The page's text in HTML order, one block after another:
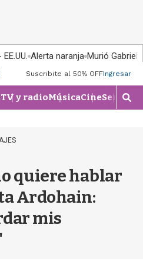
Alerta naranja Murió Gabriel
Suscribite al 50% OFFIngresar
TV y radioMúsicaCineSeries
M
o
quiere hablar
Ardohain:
mis